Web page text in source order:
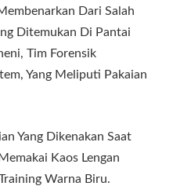
Dari Salah
Ditemukan Di Pantai
Tim Forensik
Yang Meliputi Pakaian
Yang Dikenakan Saat
Kaos Lengan
Warna Biru.